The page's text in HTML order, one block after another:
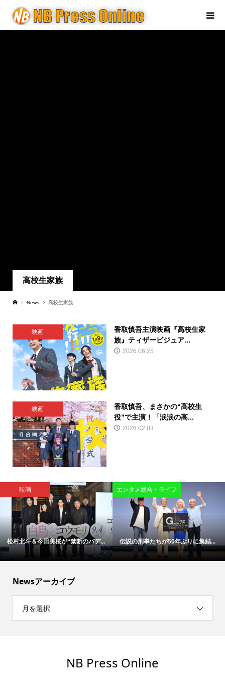
高校生家族
News 高校生家族
映画
香取慎吾主演映画『高校生家
族』ティザービジュア...
2026.06.25
映画
香取慎吾、まさかの“高校生
役”で主演！「涙涙の高...
2026.02.03
映画
松村北斗＆今田美桜が“禁断のバデ...
エンタメ総合・ライフ
伝説の刑事たちが50年ぶりに集結...
Newsアーカイブ
月を選択
NB Press Online